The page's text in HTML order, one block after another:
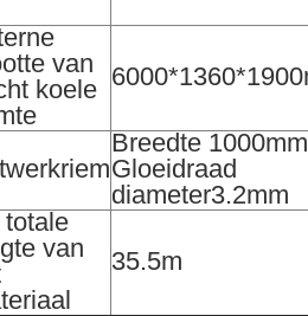
van
koele
Breedte 1000mm
Gloeidraad
diameter3.2mm
totale
van
35.5m